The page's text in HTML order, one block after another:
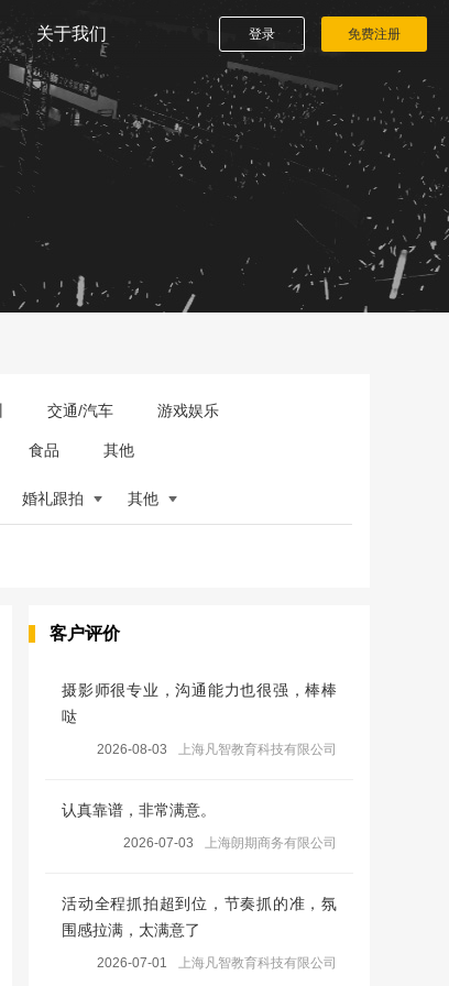
关于我们 登录 免费注册
交通/汽车 游戏娱乐
食品 其他
婚礼跟拍 其他
客户评价
摄影师很专业，沟通能力也很强，棒棒
哒
2026-08-03 上海凡智教育科技有限公司
认真靠谱，非常满意。
2026-07-03 上海朗期商务有限公司
活动全程抓拍超到位，节奏抓的准，氛
围感拉满，太满意了
2026-07-01 上海凡智教育科技有限公司